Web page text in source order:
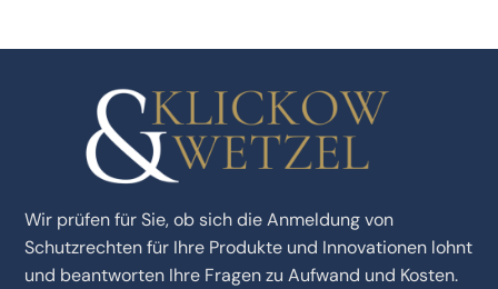
Wir prüfen für Sie, ob sich die Anmeldung von
Schutzrechten für Ihre Produkte und Innovationen lohnt
und beantworten Ihre Fragen zu Aufwand und Kosten.